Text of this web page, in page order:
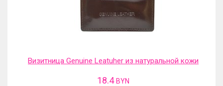
Визитница Genuine Leatuher из натуральной кожи
18.4 BYN